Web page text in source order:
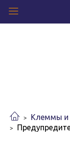
Клеммы и